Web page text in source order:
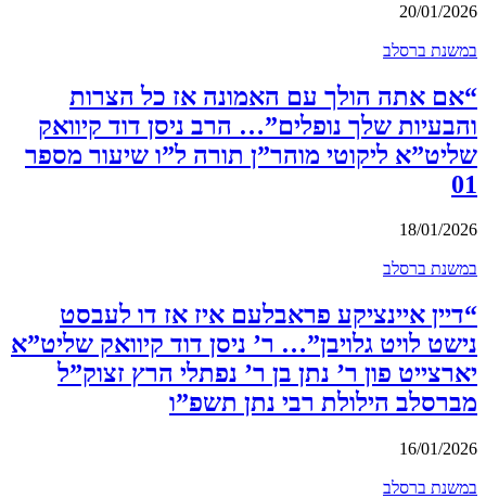
20/01/2026
במשנת ברסלב
“אם אתה הולך עם האמונה אז כל הצרות
והבעיות שלך נופלים”… הרב ניסן דוד קיוואק
שליט”א ליקוטי מוהר”ן תורה ל”ו שיעור מספר
01
18/01/2026
במשנת ברסלב
“דיין איינציקע פראבלעם איז אז דו לעבסט
נישט לויט גלויבן”… ר’ ניסן דוד קיוואק שליט”א
יארצייט פון ר’ נתן בן ר’ נפתלי הרץ זצוק”ל
מברסלב הילולת רבי נתן תשפ”ו
16/01/2026
במשנת ברסלב